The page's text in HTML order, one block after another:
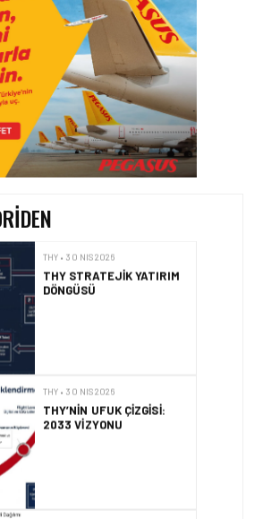
KÜRESEL HAVACILIKTA
REKORLARLA
YÜKSELIYOR!
THY • 30 NIS 2026
THY’NIN 2026 YILI 1.
ÇEYREK DIKEY VE YATAY
ENTEGRASYONU
THY STRATEJIK YATIRIM
DÖNGÜSÜ
THY’NIN UFUK ÇIZGISI:
2033 VIZYONU